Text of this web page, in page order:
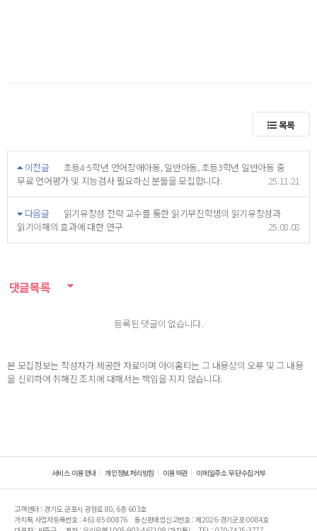
목록
이전글
초등4-5학년 언어장애아동, 일반아동, 초등3학년 일반아동 중
무료 언어평가 및 지능검사 필요하신 분들을 모집합니다.
25.11.21
다음글
읽기유창성 전략 교수를 통한 읽기부진학생의 읽기유창성과
읽기이해의 효과에 대한 연구
25.08.08
댓글목록
등록된 댓글이 없습니다.
본 모집정보는 작성자가 제공한 자료이며 아이홈티는 그 내용상의 오류 및 그 내용
을 신뢰하여 취해진 조치에 대해서는 책임을 지지 않습니다.
서비스 이용안내 개인정보처리방침 이용약관 이메일주소 무단수집거부
고객센터 : 경기도 군포시 광정로 80, 6층 603호
가치톡 사업자등록번호 : 461-85-00876
통신판매업신고번호 : 제2026-경기군포-0084호